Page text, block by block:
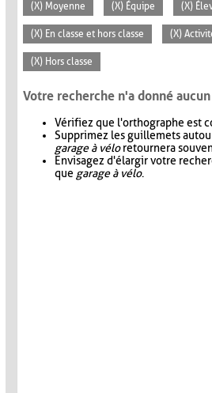
(X) Moyenne (X) Équipe (X)
(X) En classe et hors classe (X)
(X) Hors classe
Votre recherche n'a donné
Vérifiez que l'orthographe est
Supprimez les guillemets
garage à véloretournera
Envisagez d'élargir votre
que garage à vélo.